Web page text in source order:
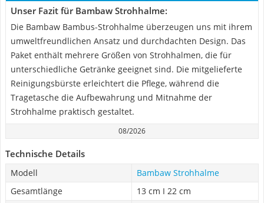
Unser Fazit für Bambaw Strohhalme:
Die Bambaw Bambus-Strohhalme überzeugen uns mit ihrem
umweltfreundlichen Ansatz und durchdachten Design. Das
Paket enthält mehrere Größen von Strohhalmen, die für
unterschiedliche Getränke geeignet sind. Die mitgelieferte
Reinigungsbürste erleichtert die Pflege, während die
Tragetasche die Aufbewahrung und Mitnahme der
Strohhalme praktisch gestaltet.
08/2026
Technische Details
Modell
Bambaw Strohhalme
Gesamtlänge
13 cm I 22 cm